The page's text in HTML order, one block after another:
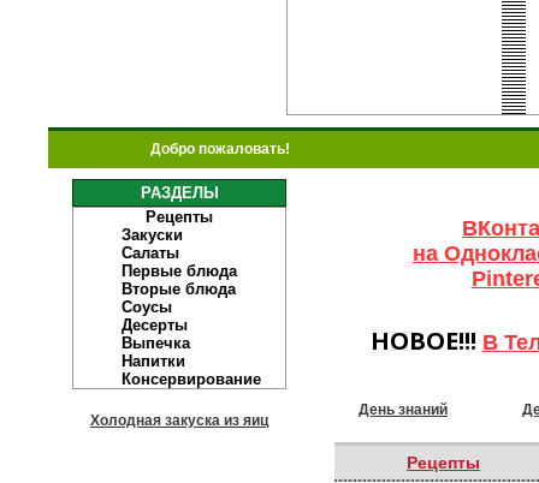
Добро пожаловать!
РАЗДЕЛЫ
Рецепты
Закуски
Салаты
Первые блюда
Вторые блюда
Соусы
Десерты
Выпечка
Напитки
Консервирование
Холодная закуска из яиц
на
НОВОЕ!!! В
День знаний
Рецепты